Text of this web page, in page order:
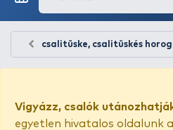
csalitüske, csalitüskés
Vigyázz, csalók
egyetlen hivatalos oldalunk a